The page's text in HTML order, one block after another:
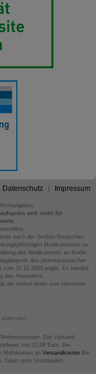
Datenschutz Impressum
und nicht für
nach der Großen Deutschen
Medikamenten zu
des Medikaments an Kinder
des pharmazeutischen
zum 31.12.2003 ergibt. Es handelt
des Herstellers.
der Artikel direkt vom Hersteller
Der Versand
von 13,99 Euro. Bei
Mehrkosten an VersandkostenBei
fallen unter Umständen